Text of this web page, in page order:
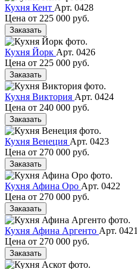
Кухня Кент Арт. 0428
Цена от 225 000 руб.
Заказать
Кухня Йорк Арт. 0426
Цена от 225 000 руб.
Заказать
Кухня Виктория Арт. 0424
Цена от 240 000 руб.
Заказать
Кухня Венеция Арт. 0423
Цена от 270 000 руб.
Заказать
Кухня Афина Оро Арт. 0422
Цена от 270 000 руб.
Заказать
Кухня Афина Аргенто Арт. 0421
Цена от 270 000 руб.
Заказать